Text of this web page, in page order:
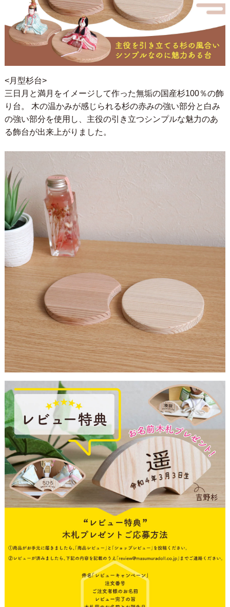
<月型杉台>
三日月と満月をイメージして作った無垢の国産杉100％の飾
り台。 木の温かみが感じられる杉の赤みの強い部分と白み
の強い部分を使用し、主役の引き立つシンプルな魅力のあ
る飾台が出来上がりました。